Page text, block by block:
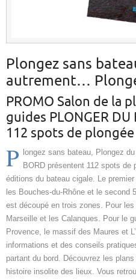
Plongez sans
autrement…
PROMO Salon de la
guides PLONGER
112 spots de plongée
P longez sans bateau, Plongez
BORD présentent 112 spots de
éditions du bateau cigale. Le
les Bouches-du-Rhône et le second
est découpé en trois zones. Pour
Marseille et les Calanques. Pour le
Provence, le massif des Maures et
informations et des conseils
partant du bord. Découvrez les
histoire insolite des lieux. Vous